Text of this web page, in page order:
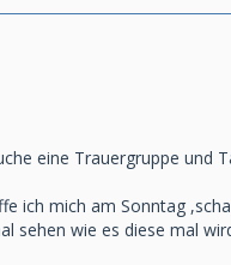
eine Trauergruppe und
ich mich am Sonntag
sehen wie es diese mal